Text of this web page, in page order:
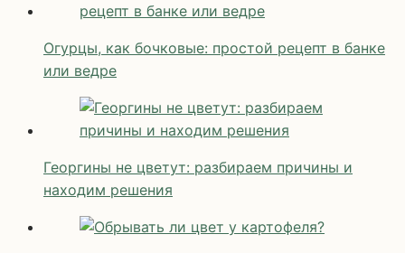
Огурцы, как бочковые: простой рецепт в банке
или ведре
Георгины не цветут: разбираем причины и
находим решения